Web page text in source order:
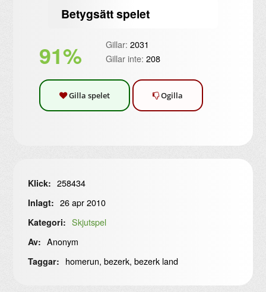
Betygsätt spelet
91% Gillar: 2031
Gillar inte: 208
Gilla spelet Ogilla
Klick: 258434
Inlagt: 26 apr 2010
Kategori: Skjutspel
Av: Anonym
Taggar: homerun, bezerk, bezerk land